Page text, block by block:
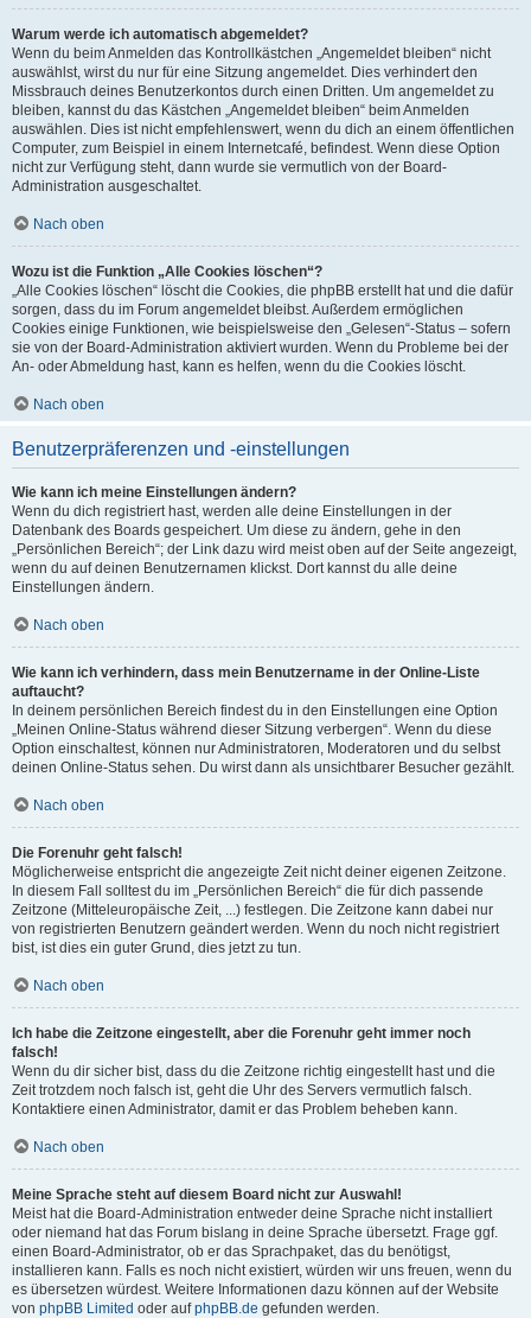
Warum werde ich automatisch abgemeldet?
Wenn du beim Anmelden das Kontrollkästchen „Angemeldet bleiben“ nicht
auswählst, wirst du nur für eine Sitzung angemeldet. Dies verhindert den
Missbrauch deines Benutzerkontos durch einen Dritten. Um angemeldet zu
bleiben, kannst du das Kästchen „Angemeldet bleiben“ beim Anmelden
auswählen. Dies ist nicht empfehlenswert, wenn du dich an einem öffentlichen
Computer, zum Beispiel in einem Internetcafé, befindest. Wenn diese Option
nicht zur Verfügung steht, dann wurde sie vermutlich von der Board-
Administration ausgeschaltet.
Nach oben
Wozu ist die Funktion „Alle Cookies löschen“?
„Alle Cookies löschen“ löscht die Cookies, die phpBB erstellt hat und die dafür
sorgen, dass du im Forum angemeldet bleibst. Außerdem ermöglichen
Cookies einige Funktionen, wie beispielsweise den „Gelesen“-Status – sofern
sie von der Board-Administration aktiviert wurden. Wenn du Probleme bei der
An- oder Abmeldung hast, kann es helfen, wenn du die Cookies löscht.
Nach oben
Benutzerpräferenzen und -einstellungen
Wie kann ich meine Einstellungen ändern?
Wenn du dich registriert hast, werden alle deine Einstellungen in der
Datenbank des Boards gespeichert. Um diese zu ändern, gehe in den
„Persönlichen Bereich“; der Link dazu wird meist oben auf der Seite angezeigt,
wenn du auf deinen Benutzernamen klickst. Dort kannst du alle deine
Einstellungen ändern.
Nach oben
Wie kann ich verhindern, dass mein Benutzername in der Online-Liste
auftaucht?
In deinem persönlichen Bereich findest du in den Einstellungen eine Option
„Meinen Online-Status während dieser Sitzung verbergen“. Wenn du diese
Option einschaltest, können nur Administratoren, Moderatoren und du selbst
deinen Online-Status sehen. Du wirst dann als unsichtbarer Besucher gezählt.
Nach oben
Die Forenuhr geht falsch!
Möglicherweise entspricht die angezeigte Zeit nicht deiner eigenen Zeitzone.
In diesem Fall solltest du im „Persönlichen Bereich“ die für dich passende
Zeitzone (Mitteleuropäische Zeit, ...) festlegen. Die Zeitzone kann dabei nur
von registrierten Benutzern geändert werden. Wenn du noch nicht registriert
bist, ist dies ein guter Grund, dies jetzt zu tun.
Nach oben
Ich habe die Zeitzone eingestellt, aber die Forenuhr geht immer noch
falsch!
Wenn du dir sicher bist, dass du die Zeitzone richtig eingestellt hast und die
Zeit trotzdem noch falsch ist, geht die Uhr des Servers vermutlich falsch.
Kontaktiere einen Administrator, damit er das Problem beheben kann.
Nach oben
Meine Sprache steht auf diesem Board nicht zur Auswahl!
Meist hat die Board-Administration entweder deine Sprache nicht installiert
oder niemand hat das Forum bislang in deine Sprache übersetzt. Frage ggf.
einen Board-Administrator, ob er das Sprachpaket, das du benötigst,
installieren kann. Falls es noch nicht existiert, würden wir uns freuen, wenn du
es übersetzen würdest. Weitere Informationen dazu können auf der Website
von phpBB Limited oder aufphpBB.de gefunden werden.